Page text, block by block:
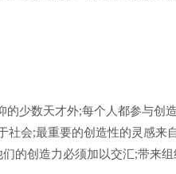
少数天才外;每个人都参与创
会;最重要的创造性的灵感来
的创造力必须加以交汇;带来